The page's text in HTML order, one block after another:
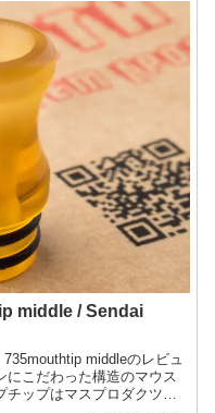
middle / Sendai
middleのレビュ
にこだわった構造のマウス
チップはマスプロダクツの